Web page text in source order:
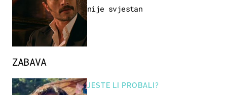
ZABAVA
JESTE LI PROBALI?
nije svjestan